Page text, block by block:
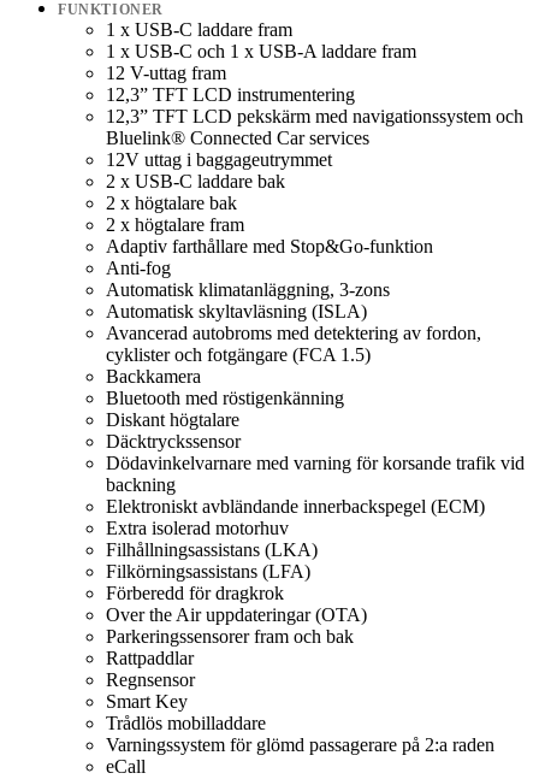
FUNKTIONER
1 x USB-C laddare fram
1 x USB-C och 1 x USB-A laddare fram
12 V-uttag fram
12,3” TFT LCD instrumentering
12,3” TFT LCD pekskärm med navigationssystem och
Bluelink® Connected Car services
12V uttag i baggageutrymmet
2 x USB-C laddare bak
2 x högtalare bak
2 x högtalare fram
Adaptiv farthållare med Stop&Go-funktion
Anti-fog
Automatisk klimatanläggning, 3-zons
Automatisk skyltavläsning (ISLA)
Avancerad autobroms med detektering av fordon,
cyklister och fotgängare (FCA 1.5)
Backkamera
Bluetooth med röstigenkänning
Diskant högtalare
Däcktryckssensor
Dödavinkelvarnare med varning för korsande trafik vid
backning
Elektroniskt avbländande innerbackspegel (ECM)
Extra isolerad motorhuv
Filhållningsassistans (LKA)
Filkörningsassistans (LFA)
Förberedd för dragkrok
Over the Air uppdateringar (OTA)
Parkeringssensorer fram och bak
Rattpaddlar
Regnsensor
Smart Key
Trådlös mobilladdare
Varningssystem för glömd passagerare på 2:a raden
eCall